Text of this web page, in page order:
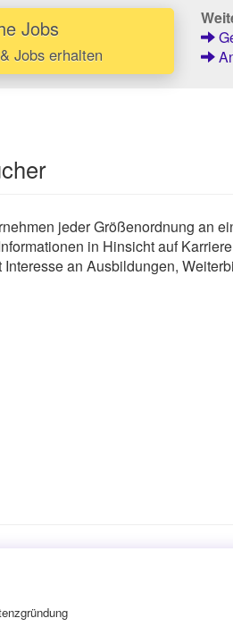
Jobs
Jobs erhalten
jeder Größenordnung an
in Hinsicht auf
an Ausbildungen,